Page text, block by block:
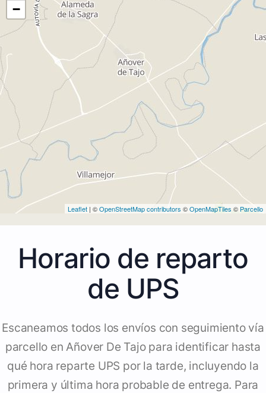
−
Leaflet | ©OpenStreetMap contributors ©OpenMapTiles © Parcello
Horario de reparto
de UPS
Escaneamos todos los envíos con seguimiento vía
parcello en Añover De Tajo para identificar hasta
qué hora reparte UPS por la tarde, incluyendo la
primera y última hora probable de entrega. Para